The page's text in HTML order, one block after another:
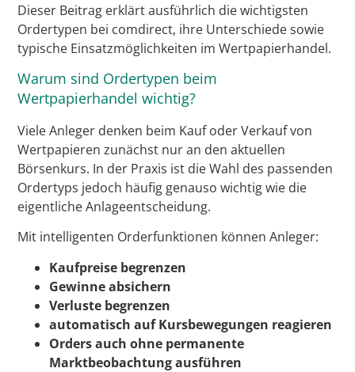
Dieser Beitrag erklärt ausführlich die wichtigsten
Ordertypen bei comdirect, ihre Unterschiede sowie
typische Einsatzmöglichkeiten im Wertpapierhandel.
Warum sind Ordertypen beim
Wertpapierhandel wichtig?
Viele Anleger denken beim Kauf oder Verkauf von
Wertpapieren zunächst nur an den aktuellen
Börsenkurs. In der Praxis ist die Wahl des passenden
Ordertyps jedoch häufig genauso wichtig wie die
eigentliche Anlageentscheidung.
Mit intelligenten Orderfunktionen können Anleger:
Kaufpreise begrenzen
Gewinne absichern
Verluste begrenzen
automatisch auf Kursbewegungen reagieren
Orders auch ohne permanente
Marktbeobachtung ausführen